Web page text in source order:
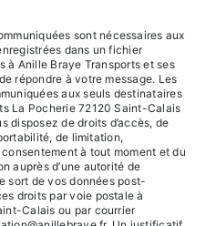
sont nécessaires aux
dans un fichier
à Anille Braye Transports et ses
répondre à votre message. Les
aux seuls destinataires
La Pocherie 72120 Saint-Calais
disposez de droits d’accès, de
de limitation,
à tout moment et du
auprès d’une autorité de
sort de vos données post-
droits par voie postale à
Calais ou par courrier